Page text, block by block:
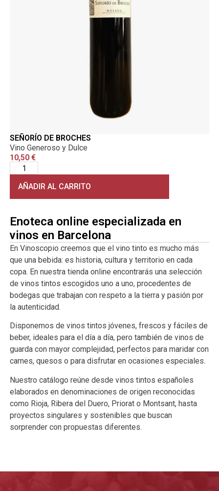
SEÑORÍO DE BROCHES
Vino Generoso y Dulce
10,50 €
AÑADIR AL CARRITO
Enoteca online especializada en
vinos en Barcelona
En Vinoscopio creemos que el vino tinto es mucho más
que una bebida: es historia, cultura y territorio en cada
copa. En nuestra tienda online encontrarás una selección
de vinos tintos escogidos uno a uno, procedentes de
bodegas que trabajan con respeto a la tierra y pasión por
la autenticidad.
Disponemos de vinos tintos jóvenes, frescos y fáciles de
beber, ideales para el día a día, pero también de vinos de
guarda con mayor complejidad, perfectos para maridar con
carnes, quesos o para disfrutar en ocasiones especiales.
Nuestro catálogo reúne desde vinos tintos españoles
elaborados en denominaciones de origen reconocidas
como Rioja, Ribera del Duero, Priorat o Montsant, hasta
proyectos singulares y sostenibles que buscan
sorprender con propuestas diferentes.